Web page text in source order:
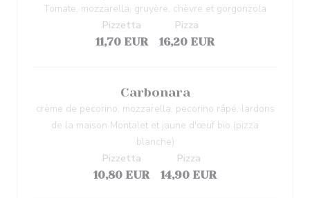
Tomate, mozzarella, gruyère, chèvre et gorgonzola
11,70 EUR
Pizzetta
16,20 EUR
Pizza
Carbonara
crème de pecorino, mozzarella, pecorino râpé, lardons
de la maison Montalet et jaune d'œuf bio (pizza
blanche)
10,80 EUR
Pizzetta
14,90 EUR
Pizza